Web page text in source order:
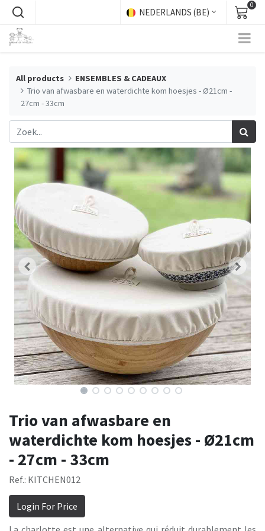
NEDERLANDS (BE)
0
All products
ENSEMBLES & CADEAUX
Trio van afwasbare en waterdichte kom hoesjes - Ø21cm -
27cm - 33cm
Trio van afwasbare en
waterdichte kom hoesjes - Ø21cm
- 27cm - 33cm
Ref.: KITCHEN012
Login For Price